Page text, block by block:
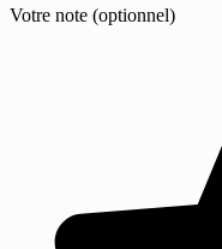
Votre note (optionnel)